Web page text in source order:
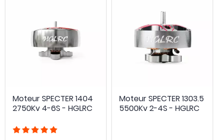
Moteur SPECTER 1404
2750Kv 4-6S - HGLRC
Moteur SPECTER 1303.5
5500Kv 2-4S - HGLRC